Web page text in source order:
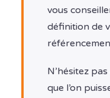
vous
définition de
N’hésitez
que l’on